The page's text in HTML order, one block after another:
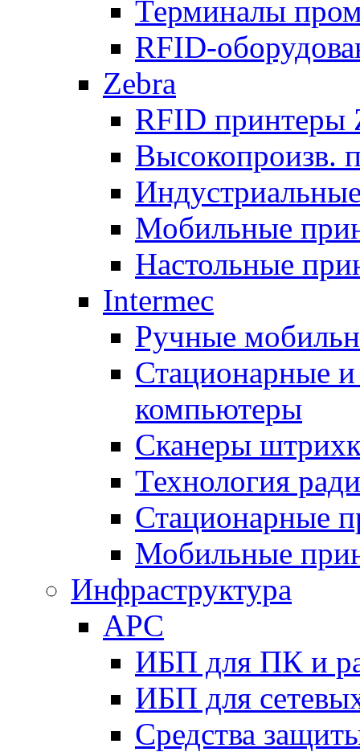
Терминалы
RFID-
Zebra
RFID принтеры
Высокопроизв.
Мобильные
Настольные
Intermec
Ручные
Стационарные
компьютеры
Сканеры
Технология
Стационарные
Мобильные
Инфраструктура
APC
ИБП для ПК и
ИБП для
Средства